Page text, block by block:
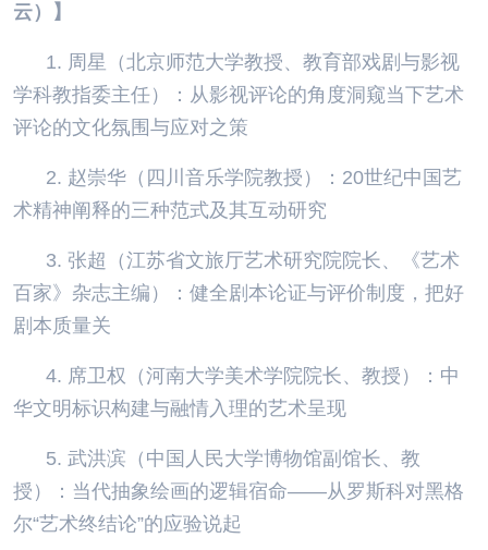
云）】
1. 周星（北京师范大学教授、教育部戏剧与影视
学科教指委主任）：从影视评论的角度洞窥当下艺术
评论的文化氛围与应对之策
2. 赵崇华（四川音乐学院教授）：20世纪中国艺
术精神阐释的三种范式及其互动研究
3. 张超（江苏省文旅厅艺术研究院院长、《艺术
百家》杂志主编）：健全剧本论证与评价制度，把好
剧本质量关
4. 席卫权（河南大学美术学院院长、教授）：中
华文明标识构建与融情入理的艺术呈现
5. 武洪滨（中国人民大学博物馆副馆长、教
授）：当代抽象绘画的逻辑宿命——从罗斯科对黑格
尔“艺术终结论”的应验说起